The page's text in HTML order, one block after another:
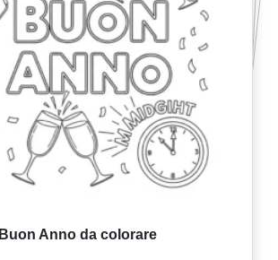
Buon Anno da colorare